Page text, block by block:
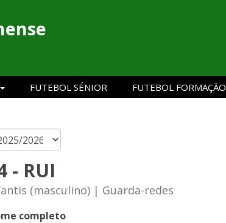
FUTEBOL SÉNIOR FUTEBOL FORMAÇÃO
- RUI
(masculino) | Guarda-redes
completo